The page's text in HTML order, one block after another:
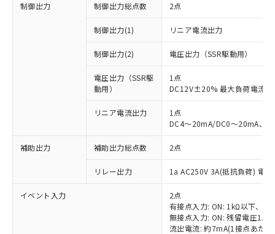
制御出力 制御出力総点数 2点
制御出力(1) リニア電流出力
制御出力(2) 電圧出力（SSR駆動用）
電圧出力（SSR駆
動用）
1点
DC12V±20% 最大負荷電流
リニア電流出力
1点
DC4～20mA/DC0～20mA、
補助出力 補助出力総点数 2点
リレー出力 1a AC250V 3A(抵抗負荷) 電
イベント入力
2点
有接点入力: ON: 1kΩ以下、
無接点入力: ON: 残留電圧
流出電流: 約7mA(1接点あたり